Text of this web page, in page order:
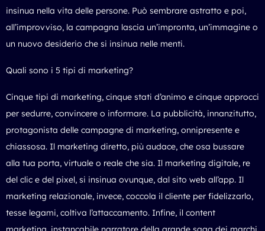
insinua nella vita delle persone. Può sembrare astratto e poi,
all’improvviso, la campagna lascia un’impronta, un’immagine o
un nuovo desiderio che si insinua nelle menti.
Quali sono i 5 tipi di marketing?
Cinque tipi di marketing, cinque stati d’animo e cinque approcci
per sedurre, convincere o informare. La pubblicità, innanzitutto,
protagonista delle campagne di marketing, onnipresente e
chiassosa. Il marketing diretto, più audace, che osa bussare
alla tua porta, virtuale o reale che sia. Il marketing digitale, re
del clic e del pixel, si insinua ovunque, dal sito web all’app. Il
marketing relazionale, invece, coccola il cliente per fidelizzarlo,
tesse legami, coltiva l’attaccamento. Infine, il content